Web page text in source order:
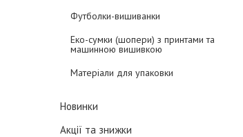
Футболки-вишиванки
Еко-сумки (шопери) з принтами та
машинною вишивкою
Матеріали для упаковки
Новинки
Акції та знижки